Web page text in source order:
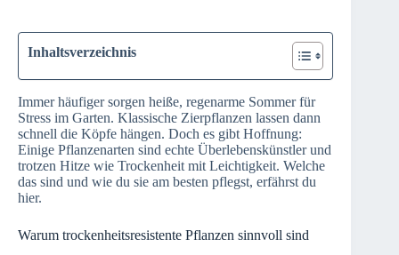
Inhaltsverzeichnis
Immer häufiger sorgen heiße, regenarme Sommer für
Stress im Garten. Klassische Zierpflanzen lassen dann
schnell die Köpfe hängen. Doch es gibt Hoffnung:
Einige Pflanzenarten sind echte Überlebenskünstler und
trotzen Hitze wie Trockenheit mit Leichtigkeit. Welche
das sind und wie du sie am besten pflegst, erfährst du
hier.
Warum trockenheitsresistente Pflanzen sinnvoll sind